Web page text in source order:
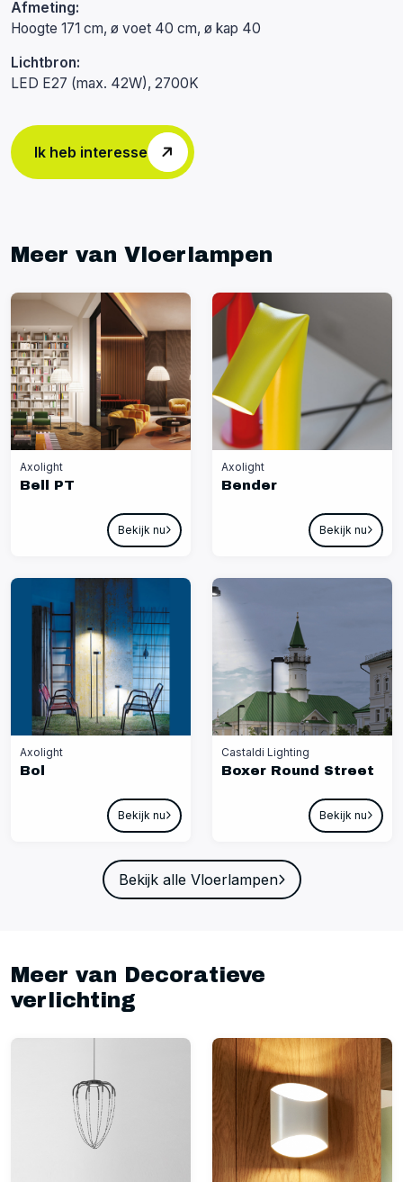
Afmeting:
Hoogte 171 cm, ø voet 40 cm, ø kap 40
Lichtbron:
LED E27 (max. 42W), 2700K
Ik heb interesse
Meer van Vloerlampen
Axolight
Bell PT
Bekijk nu
Axolight
Bender
Bekijk nu
Axolight
Bol
Bekijk nu
Castaldi Lighting
Boxer Round Street
Bekijk nu
Bekijk alle Vloerlampen
Meer van Decoratieve
verlichting